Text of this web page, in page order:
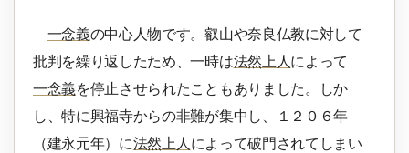
一念義の中心人物です。叡山や奈良仏教に対して
批判を繰り返したため、一時は法然上人 によって
一念義を停止させられたこともありました。しか
し、特に興福寺からの非難が集中し、１２０６年
（建永元年）に法然上人 によって破門されてしまい